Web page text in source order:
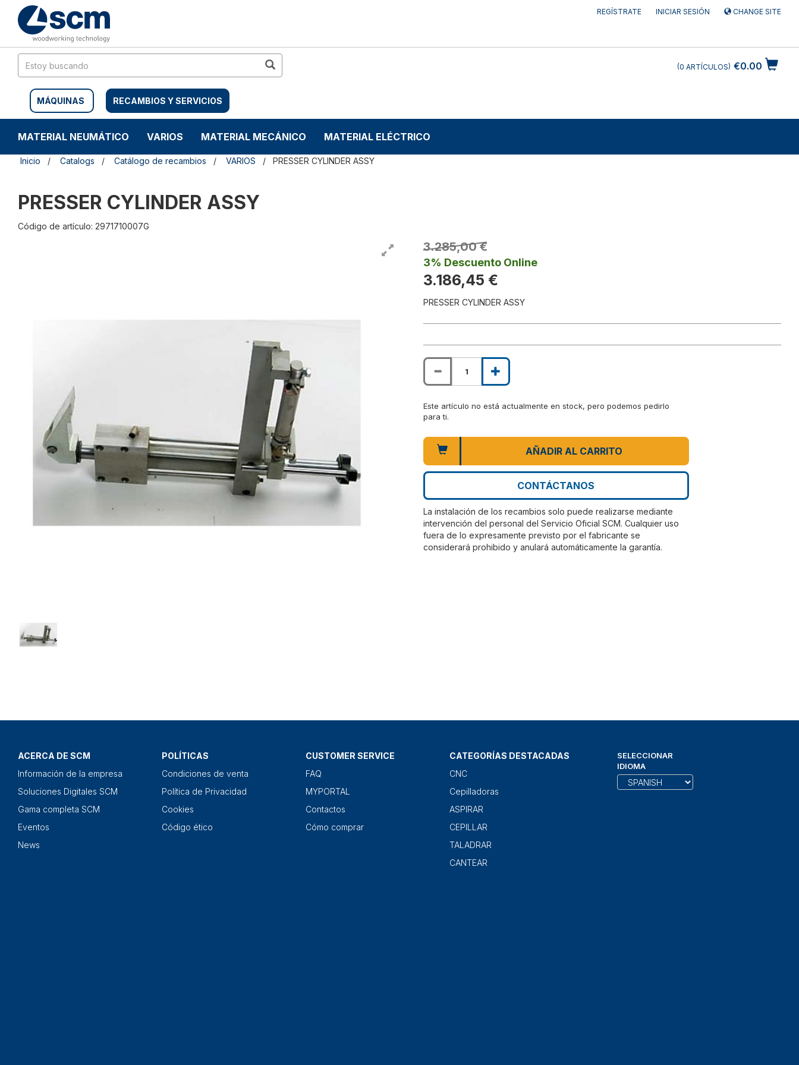
contenido
menú
navegación
REGÍSTRATE INICIAR SESIÓN CHANGE SITE
MÁQUINAS RECAMBIOS Y SERVICIOS
€0.00
0 ARTÍCULOS
MATERIAL NEUMÁTICO VARIOS MATERIAL MECÁNICO MATERIAL ELÉCTRICO
Inicio Catalogs Catálogo de recambios VARIOS PRESSER CYLINDER ASSY
PRESSER CYLINDER ASSY
Código de artículo: 2971710007G
3.285,00 €
3% Descuento Online
3.186,45 €
PRESSER CYLINDER ASSY
Este artículo no está actualmente en stock, pero podemos pedirlo
para ti.
AÑADIR AL CARRITO
CONTÁCTANOS
La instalación de los recambios solo puede realizarse mediante
intervención del personal del Servicio Oficial SCM. Cualquier uso
fuera de lo expresamente previsto por el fabricante se
considerará prohibido y anulará automáticamente la garantía.
ACERCA DE SCM
Información de la empresa
Soluciones Digitales SCM
Gama completa SCM
Eventos
News
POLÍTICAS
Condiciones de venta
Política de Privacidad
Cookies
Código ético
CUSTOMER SERVICE
FAQ
MYPORTAL
Contactos
Cómo comprar
CATEGORÍAS DESTACADAS
CNC
Cepilladoras
ASPIRAR
CEPILLAR
TALADRAR
CANTEAR
SELECCIONAR
IDIOMA